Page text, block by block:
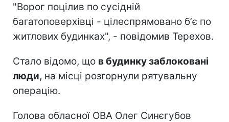
"Ворог поцілив по сусідній
багатоповерхівці - цілеспрямовано бʼє по
житлових будинках", - повідомив Терехов.
Стало відомо, що в будинку заблоковані
люди, на місці розгорнули рятувальну
операцію.
Голова обласної ОВА Олег Синєгубов